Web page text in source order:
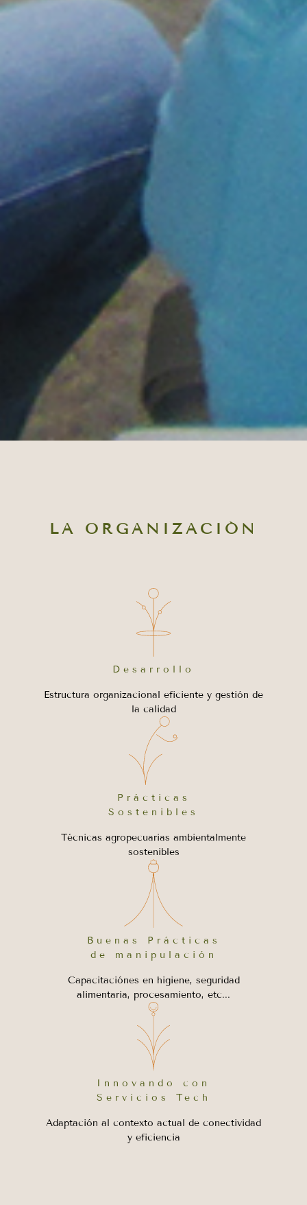
LA ORGANIZACIÓN
Desarrollo
Estructura organizacional eficiente y gestión de
la calidad
Prácticas
Sostenibles
Técnicas agropecuarias ambientalmente
sostenibles
Buenas Prácticas
de manipulación
Capacitaciónes en higiene, seguridad
alimentaria, procesamiento, etc...
Innovando con
Servicios Tech
Adaptación al contexto actual de conectividad
y eficiencia